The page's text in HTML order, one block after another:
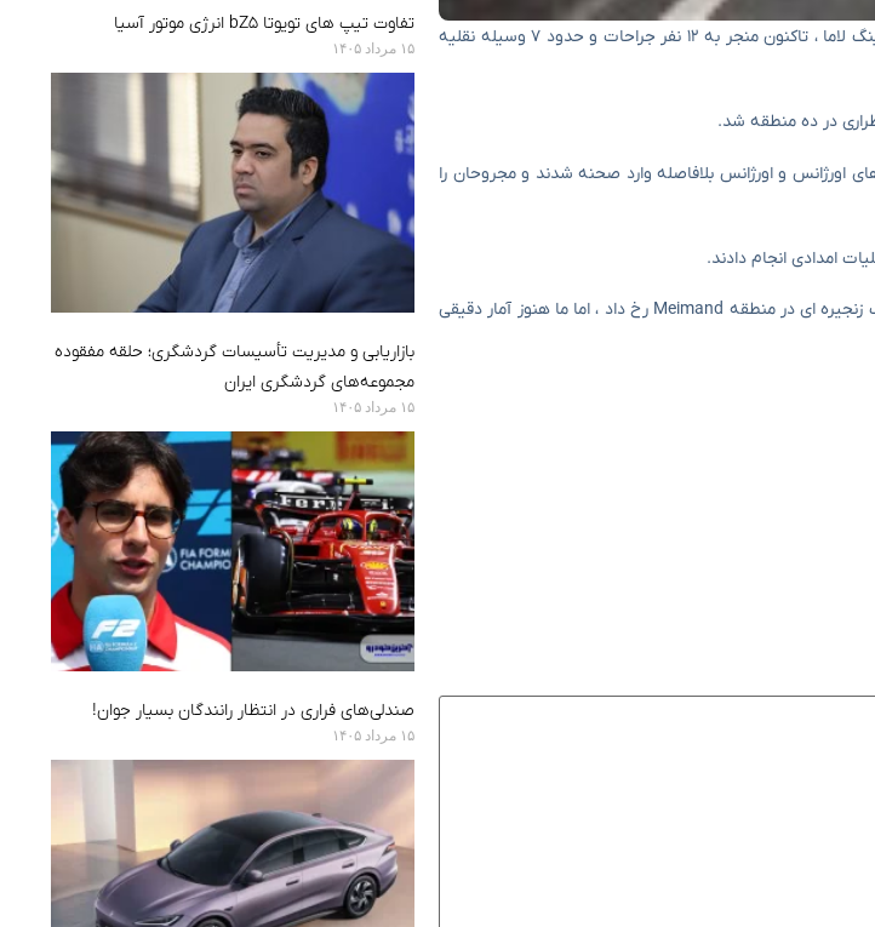
تصادف زنجیره ای روز جمعه در جاده اصفهان-یاسوج ، در نزدیکی پارکینگ لاما ، تاکنون منجر به ۱۲ نفر جراحات و حدود ۷ وسیله نقلیه
اورژانس و اورژانس بلافاصله وارد صحنه شدند و مجروحان را
امدادی انجام دادند.
خادمی ، سخنگوی اورژانس ۱۱۵ Kohgiluyeh و Boyer احمد ، این خبر را به Tasnim تأیید کرد: “یک تصادف زنجیره ای در منطقه Meimand رخ داد ، اما ما هنوز آمار دقیقی
تفاوت تیپ های تویوتا bZ5 انرژی موتور آسیا
۱۵ مرداد ۱۴۰۵
بازاریابی و مدیریت تأسیسات گردشگری؛ حلقه مفقوده
مجموعه‌های گردشگری ایران
۱۵ مرداد ۱۴۰۵
صندلی‌های فراری در انتظار رانندگان بسیار جوان!
۱۵ مرداد ۱۴۰۵